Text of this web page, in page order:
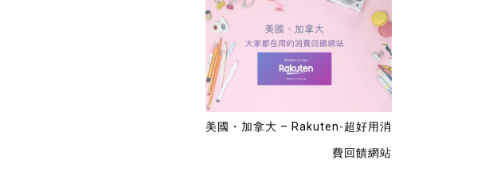
美國・加拿大 – Rakuten-超好用消
費回饋網站